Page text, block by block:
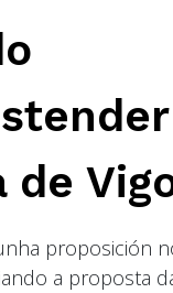
de
proposición
a proposta